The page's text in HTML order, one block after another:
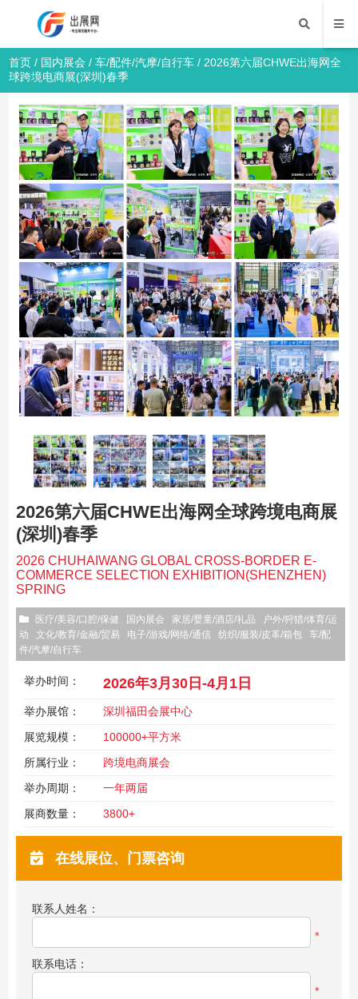
首页 / 国内展会 /车/配件/汽摩/自行车 / 2026第六届CHWE出海网全
球跨境电商展(深圳)春季
2026第六届CHWE出海网全球跨境电商展
(深圳)春季
2026 CHUHAIWANG GLOBAL CROSS-BORDER E-
COMMERCE SELECTION EXHIBITION(SHENZHEN)
SPRING
医疗/美容/口腔/保健 国内展会 家居/婴童/酒店/礼品
户外/狩猎/体育/运
动
文化/教育/金融/贸易 电子/游戏/网络/通信 纺织/服装/皮革/箱包
车/配
件/汽摩/自行车
举办时间： 2026年3月30日-4月1日
举办展馆：
深圳福田会展中心
展览规模：
100000+平方米
所属行业：
跨境电商展会
举办周期：
一年两届
展商数量：
3800+
在线展位、门票咨询
联系人姓名：
*
联系电话：
*